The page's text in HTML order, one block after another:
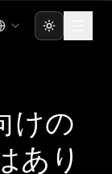
Toggle
けの
あり